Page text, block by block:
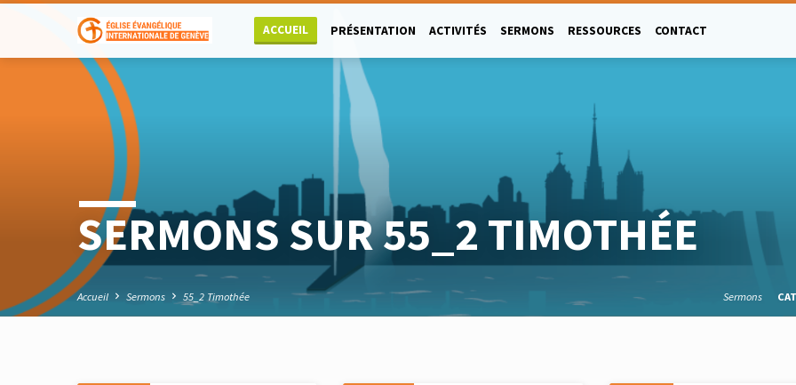
ACCUEIL PRÉSENTATION ACTIVITÉS SERMONS RESSOURCES CONTACT
SERMONS SUR 55_2 TIMOTHÉE
Accueil Sermons 55_2 Timothée Sermons